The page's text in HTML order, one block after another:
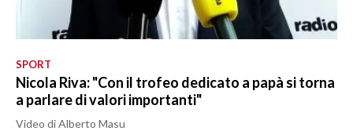
SPORT
Nicola Riva: "Con il trofeo dedicato a papà si torna
a parlare di valori importanti"
Video di Alberto Masu